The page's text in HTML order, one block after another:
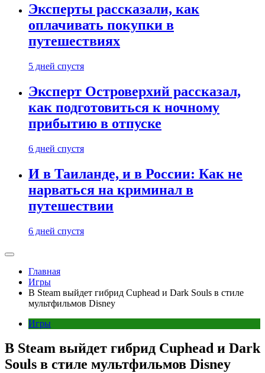
Эксперты рассказали, как
оплачивать покупки в
путешествиях
5 дней спустя
Эксперт Островерхий рассказал,
как подготовиться к ночному
прибытию в отпуске
6 дней спустя
И в Таиланде, и в России: Как не
нарваться на криминал в
путешествии
6 дней спустя
Главная
Игры
В Steam выйдет гибрид Cuphead и Dark Souls в стиле
мультфильмов Disney
Игры
В Steam выйдет гибрид Cuphead и Dark
Souls в стиле мультфильмов Disney